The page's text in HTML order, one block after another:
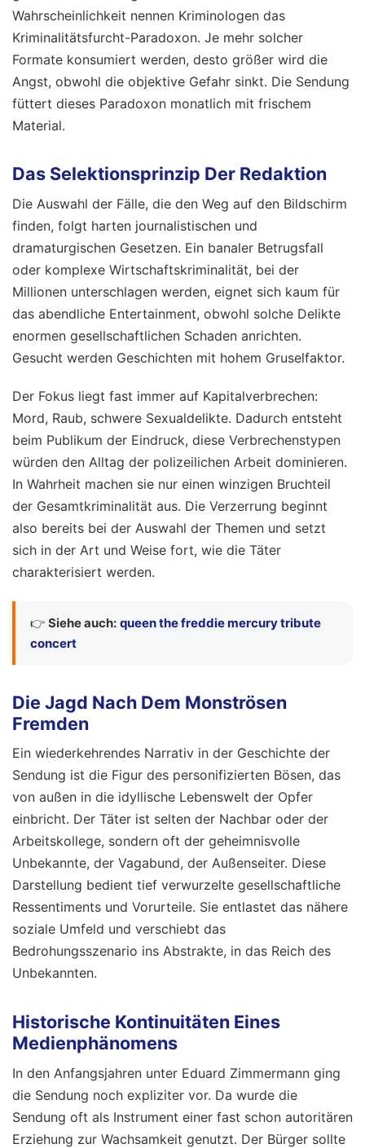
Wahrscheinlichkeit nennen Kriminologen das
Kriminalitätsfurcht-Paradoxon. Je mehr solcher
Formate konsumiert werden, desto größer wird die
Angst, obwohl die objektive Gefahr sinkt. Die Sendung
füttert dieses Paradoxon monatlich mit frischem
Material.
Das Selektionsprinzip Der Redaktion
Die Auswahl der Fälle, die den Weg auf den Bildschirm
finden, folgt harten journalistischen und
dramaturgischen Gesetzen. Ein banaler Betrugsfall
oder komplexe Wirtschaftskriminalität, bei der
Millionen unterschlagen werden, eignet sich kaum für
das abendliche Entertainment, obwohl solche Delikte
enormen gesellschaftlichen Schaden anrichten.
Gesucht werden Geschichten mit hohem Gruselfaktor.
Der Fokus liegt fast immer auf Kapitalverbrechen:
Mord, Raub, schwere Sexualdelikte. Dadurch entsteht
beim Publikum der Eindruck, diese Verbrechenstypen
würden den Alltag der polizeilichen Arbeit dominieren.
In Wahrheit machen sie nur einen winzigen Bruchteil
der Gesamtkriminalität aus. Die Verzerrung beginnt
also bereits bei der Auswahl der Themen und setzt
sich in der Art und Weise fort, wie die Täter
charakterisiert werden.
👉 Siehe auch: queen the freddie mercury tribute
concert
Die Jagd Nach Dem Monströsen
Fremden
Ein wiederkehrendes Narrativ in der Geschichte der
Sendung ist die Figur des personifizierten Bösen, das
von außen in die idyllische Lebenswelt der Opfer
einbricht. Der Täter ist selten der Nachbar oder der
Arbeitskollege, sondern oft der geheimnisvolle
Unbekannte, der Vagabund, der Außenseiter. Diese
Darstellung bedient tief verwurzelte gesellschaftliche
Ressentiments und Vorurteile. Sie entlastet das nähere
soziale Umfeld und verschiebt das
Bedrohungsszenario ins Abstrakte, in das Reich des
Unbekannten.
Historische Kontinuitäten Eines
Medienphänomens
In den Anfangsjahren unter Eduard Zimmermann ging
die Sendung noch expliziter vor. Da wurde die
Sendung oft als Instrument einer fast schon autoritären
Erziehung zur Wachsamkeit genutzt. Der Bürger sollte